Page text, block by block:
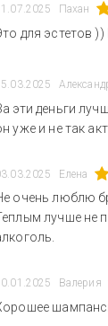
Пахан
для эстетов
эти деньги
уже и не так
Елена
очень люблю
лучше не
Валерия